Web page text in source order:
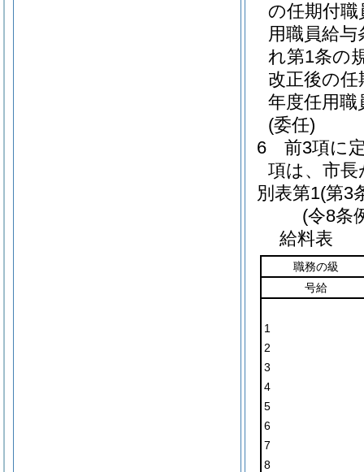
の任期付
用職員給
れ第1条の
改正後の
年度任用
(委任)
6
前3項に
項は、市
別表第1(第3
(令8条
給料表
職務の級
号給
1
2
3
4
5
6
7
8